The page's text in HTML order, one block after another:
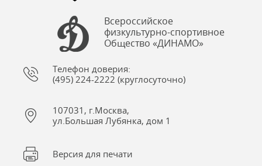
Всероссийское
физкультурно-спортивное
Общество «ДИНАМО»
Телефон доверия:
(495) 224-2222 (круглосуточно)
107031, г.Москва,
ул.Большая Лубянка, дом 1
Версия для печати